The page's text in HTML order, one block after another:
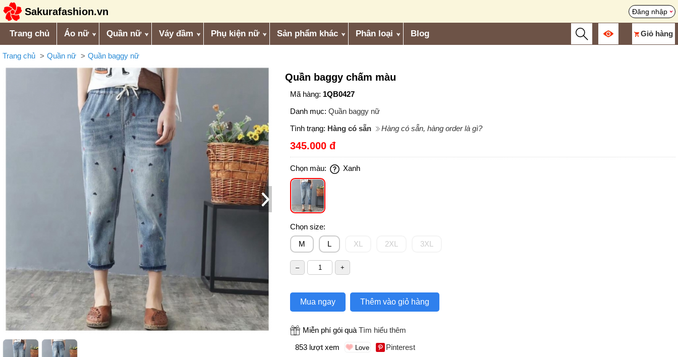
Sakurafashion.vn Đăng nhập
Trang chủ Áo nữ Quần nữ Váy đầm Phụ kiện nữ Sản phẩm khác Phân loại Blog Giỏ hàng
Trang chủ Quần nữ Quần baggy nữ
Quần baggy chấm màu
Mã hàng: 1QB0427
Danh mục:Quần baggy nữ
Tình trạng: Hàng có sẵn Hàng có sẵn, hàng order là gì?
345.000 đ
Chọn màu: Xanh
Chọn size:
M
L XL 2XL 3XL
Mua ngay Thêm vào giỏ hàng
Miễn phí gói quàTìm hiểu thêm
853 lượt xem
Pinterest